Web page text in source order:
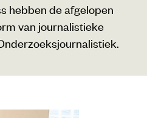
hebben de afgelopen
van journalistieke